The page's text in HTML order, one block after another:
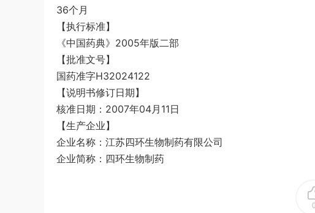
36个月
【执行标准】
《中国药典》2005年版二部
【批准文号】
国药准字H32024122
【说明书修订日期】
核准日期：2007年04月11日
【生产企业】
企业名称：江苏四环生物制药有限公司
企业简称：四环生物制药
0